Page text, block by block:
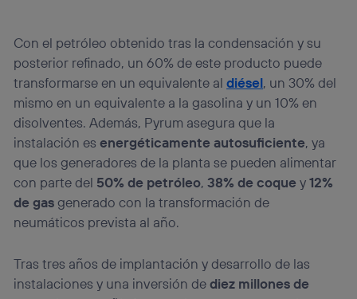
Con el petróleo obtenido tras la condensación y su
posterior refinado, un 60% de este producto puede
transformarse en un equivalente aldiésel, un 30% del
mismo en un equivalente a la gasolina y un 10% en
disolventes. Además, Pyrum asegura que la
instalación esenergéticamente autosuficiente, ya
que los generadores de la planta se pueden alimentar
con parte del 50% de petróleo,38% de coque y12%
de gas generado con la transformación de
neumáticos prevista al año.
Tras tres años de implantación y desarrollo de las
instalaciones y una inversión dediez millones de